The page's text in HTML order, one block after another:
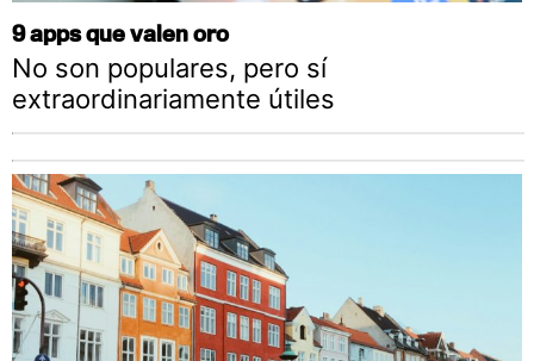
9 apps que valen oro
No son populares, pero sí
extraordinariamente útiles